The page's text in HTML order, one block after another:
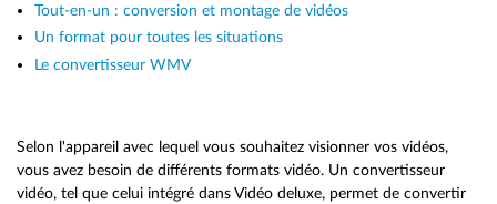
Tout-en-un : conversion et montage de vidéos
Un format pour toutes les situations
Le convertisseur WMV
Selon l'appareil avec lequel vous souhaitez visionner vos vidéos,
vous avez besoin de différents formats vidéo. Un convertisseur
vidéo, tel que celui intégré dans Vidéo deluxe, permet de convertir